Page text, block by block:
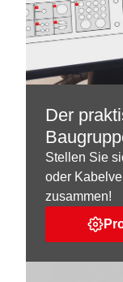
Der
Stellen Sie
oder
zusammen!